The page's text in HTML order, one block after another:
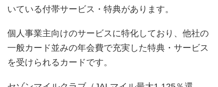
いている付帯サービス・特典があります。
個人事業主向けのサービスに特化しており、他社の
一般カード並みの年会費で充実した特典・サービス
を受けられるカードです。